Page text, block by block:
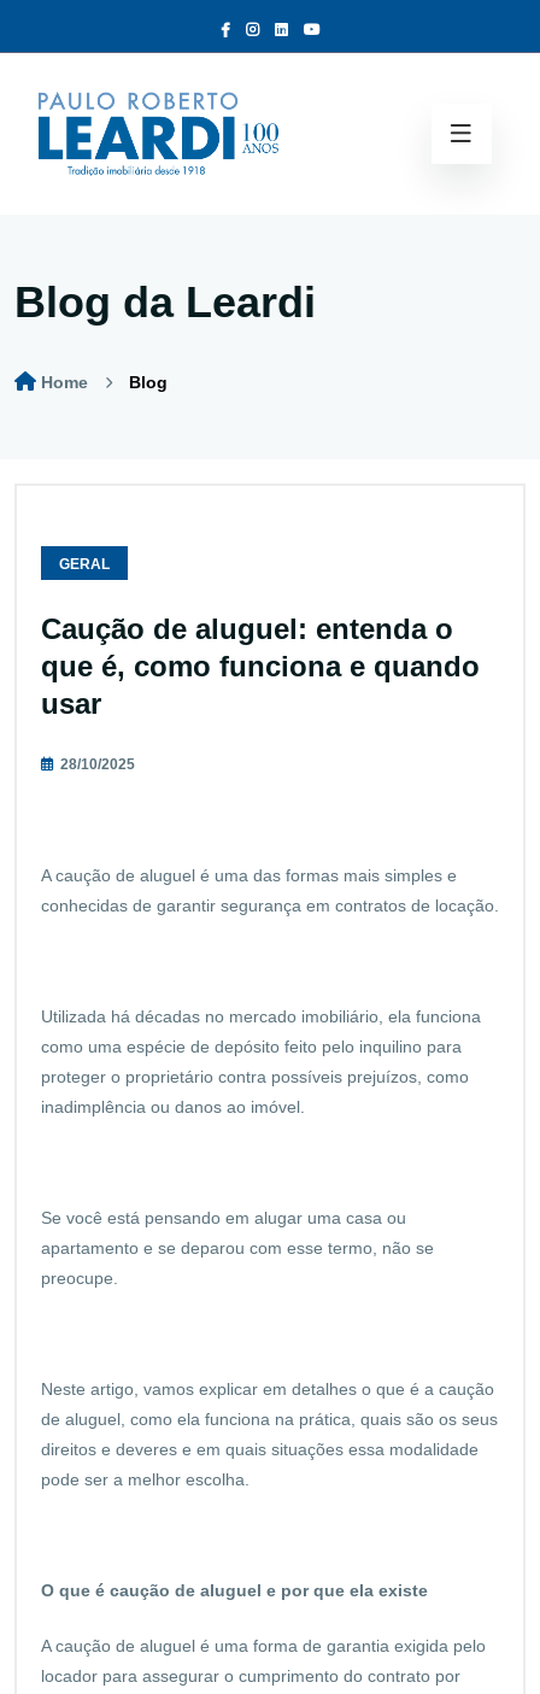
Blog da Leardi
Home Blog
GERAL
Caução de aluguel: entenda o
que é, como funciona e quando
usar
28/10/2025
A caução de aluguel é uma das formas mais simples e
conhecidas de garantir segurança em contratos de locação.
Utilizada há décadas no mercado imobiliário, ela funciona
como uma espécie de depósito feito pelo inquilino para
proteger o proprietário contra possíveis prejuízos, como
inadimplência ou danos ao imóvel.
Se você está pensando em alugar uma casa ou
apartamento e se deparou com esse termo, não se
preocupe.
Neste artigo, vamos explicar em detalhes o que é a caução
de aluguel, como ela funciona na prática, quais são os seus
direitos e deveres e em quais situações essa modalidade
pode ser a melhor escolha.
O que é caução de aluguel e por que ela existe
A caução de aluguel é uma forma de garantia exigida pelo
locador para assegurar o cumprimento do contrato por